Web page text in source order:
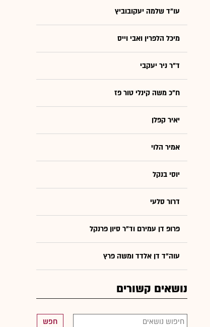
עו"ד שלמה יעקובוביץ
מיכל הלפרין ואבי וייס
ד"ר ניר יעקבי
ח"כ משה קינלי טור פז
יאיר קפלן
אמיר הלוי
יוסי בנקל
דרור סלעי
פרופ דן עמירם וד"ר סיון פרנקל
עוה"ד דן אלדד ומשה פרץ
נושאים קשורים
חפש